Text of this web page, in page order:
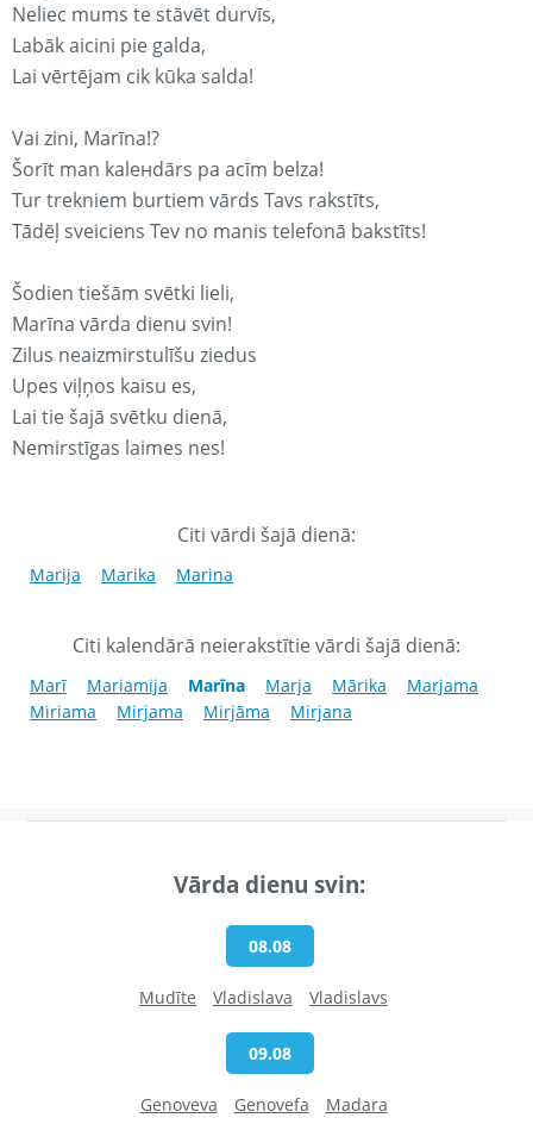
Neliec mums te stāvēt durvīs,
Labāk aicini pie galda,
Lai vērtējam cik kūka salda!
Vai zini, Marīna!?
Šorīt man kaleнdārs pa acīm belza!
Tur trekniem burtiem vārds Tavs rakstīts,
Tādēļ sveiciens Tev no manis telefonā bakstīts!
Šodien tiešām svētki lieli,
Marīna vārda dienu svin!
Zilus neaizmirstulīšu ziedus
Upes viļņos kaisu es,
Lai tie šajā svētku dienā,
Nemirstīgas laimes nes!
Citi vārdi šajā dienā:
Marija Marika Marina
Citi kalendārā neierakstītie vārdi šajā dienā:
Marī Mariamija Marīna Marja Mārika
Marjama
Miriama
Mirjama Mirjāma Mirjana
Vārda dienu svin:
08.08
Mudīte Vladislava Vladislavs
09.08
Genoveva Genovefa Madara